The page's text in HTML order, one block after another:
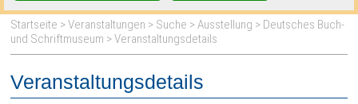
Startseite >Veranstaltungen > Suche >Ausstellung > Deutsches Buch-
und Schriftmuseum > Veranstaltungsdetails
Veranstaltungsdetails